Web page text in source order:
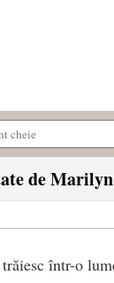
de
într-o